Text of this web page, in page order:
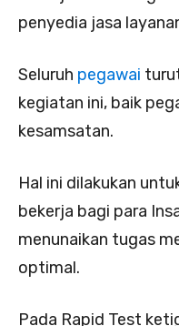
penyedia jasa
Seluruh pegawai
kegiatan ini, baik
kesamsatan.
Hal ini dilakukan
bekerja bagi para
menunaikan tugas
optimal.
Pada Rapid Test